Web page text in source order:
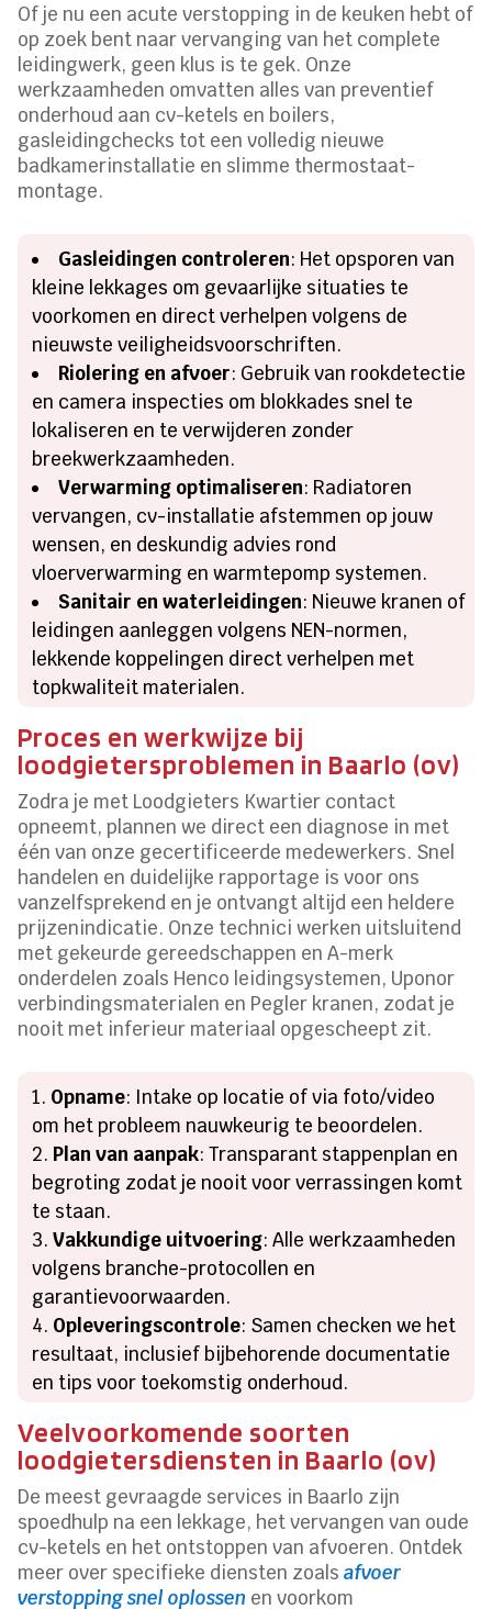
Of je nu een acute verstopping in de keuken hebt of
op zoek bent naar vervanging van het complete
leidingwerk, geen klus is te gek. Onze
werkzaamheden omvatten alles van preventief
onderhoud aan cv-ketels en boilers,
gasleidingchecks tot een volledig nieuwe
badkamerinstallatie en slimme thermostaat-
montage.
Gasleidingen controleren: Het opsporen van
kleine lekkages om gevaarlijke situaties te
voorkomen en direct verhelpen volgens de
nieuwste veiligheidsvoorschriften.
Riolering en afvoer: Gebruik van rookdetectie
en camera inspecties om blokkades snel te
lokaliseren en te verwijderen zonder
breekwerkzaamheden.
Verwarming optimaliseren: Radiatoren
vervangen, cv-installatie afstemmen op jouw
wensen, en deskundig advies rond
vloerverwarming en warmtepomp systemen.
Sanitair en waterleidingen: Nieuwe kranen of
leidingen aanleggen volgens NEN-normen,
lekkende koppelingen direct verhelpen met
topkwaliteit materialen.
Proces en werkwijze bij
loodgietersproblemen in Baarlo (ov)
Zodra je met Loodgieters Kwartier contact
opneemt, plannen we direct een diagnose in met
één van onze gecertificeerde medewerkers. Snel
handelen en duidelijke rapportage is voor ons
vanzelfsprekend en je ontvangt altijd een heldere
prijzenindicatie. Onze technici werken uitsluitend
met gekeurde gereedschappen en A-merk
onderdelen zoals Henco leidingsystemen, Uponor
verbindingsmaterialen en Pegler kranen, zodat je
nooit met inferieur materiaal opgescheept zit.
Opname: Intake op locatie of via foto/video
om het probleem nauwkeurig te beoordelen.
Plan van aanpak: Transparant stappenplan en
begroting zodat je nooit voor verrassingen komt
te staan.
Vakkundige uitvoering: Alle werkzaamheden
volgens branche-protocollen en
garantievoorwaarden.
Opleveringscontrole: Samen checken we het
resultaat, inclusief bijbehorende documentatie
en tips voor toekomstig onderhoud.
Veelvoorkomende soorten
loodgietersdiensten in Baarlo (ov)
De meest gevraagde services in Baarlo zijn
spoedhulp na een lekkage, het vervangen van oude
cv-ketels en het ontstoppen van afvoeren. Ontdek
meer over specifieke diensten zoalsafvoer
verstopping snel oplossen en voorkom